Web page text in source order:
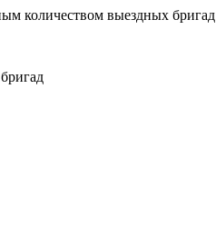
количеством выездных бригад